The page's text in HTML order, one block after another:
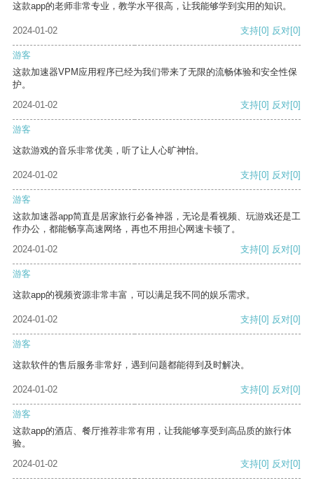
这款app的老师非常专业，教学水平很高，让我能够学到实用的知识。
2024-01-02 支持[0] 反对[0]
游客
这款加速器VPM应用程序已经为我们带来了无限的流畅体验和安全性保
护。
2024-01-02
支持[0] 反对[0]
游客
这款游戏的音乐非常优美，听了让人心旷神怡。
2024-01-02 支持[0] 反对[0]
游客
这款加速器app简直是居家旅行必备神器，无论是看视频、玩游戏还是工
作办公，都能畅享高速网络，再也不用担心网速卡顿了。
2024-01-02
支持[0] 反对[0]
游客
这款app的视频资源非常丰富，可以满足我不同的娱乐需求。
2024-01-02 支持[0] 反对[0]
游客
这款软件的售后服务非常好，遇到问题都能得到及时解决。
2024-01-02 支持[0] 反对[0]
游客
这款app的酒店、餐厅推荐非常有用，让我能够享受到高品质的旅行体
验。
2024-01-02
支持[0] 反对[0]